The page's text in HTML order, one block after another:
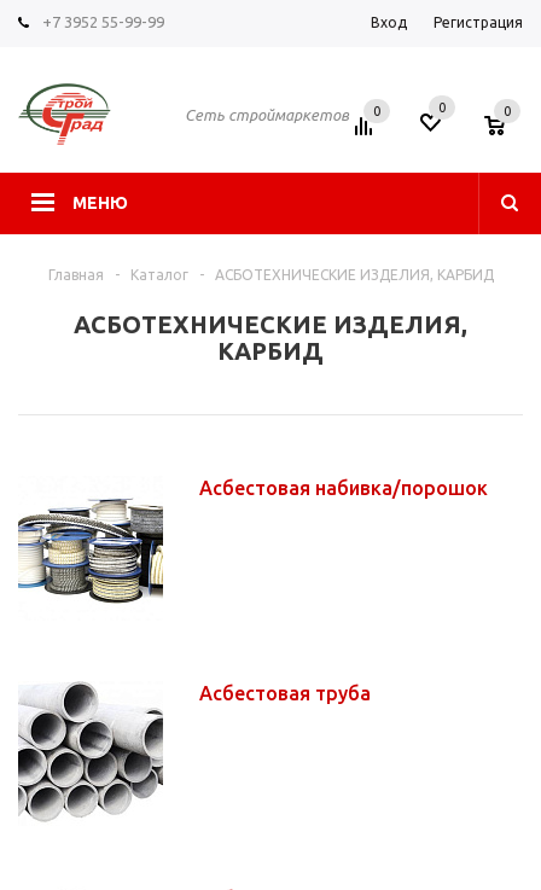
+7 3952 55-99-99 Вход Регистрация
Сеть строймаркетов
МЕНЮ
0 0 0
Главная - Каталог - АСБОТЕХНИЧЕСКИЕ ИЗДЕЛИЯ, КАРБИД
АСБОТЕХНИЧЕСКИЕ ИЗДЕЛИЯ,
КАРБИД
Асбестовая набивка/порошок
Асбестовая труба